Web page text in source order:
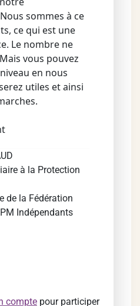
sommes à ce
ce qui est une
Le nombre ne
vous pouvez
en nous
utiles et ainsi
à la Protection
de la Fédération
Indépendants
compte pour participer